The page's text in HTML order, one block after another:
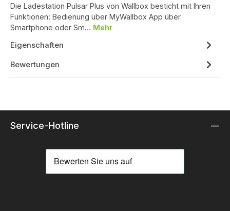
Die Ladestation Pulsar Plus von Wallbox besticht mit Ihren
Funktionen: Bedienung über MyWallbox App über
Smartphone oder Sm… Mehr
Eigenschaften
Bewertungen
Service-Hotline